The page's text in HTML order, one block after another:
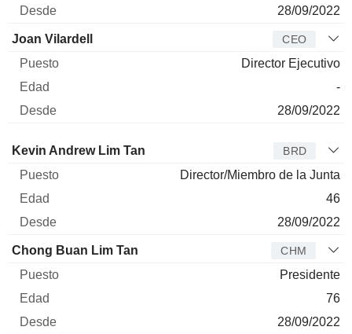
28/09/2022
Joan Vilardell CEO
Director Ejecutivo
-
28/09/2022
Administrador Puesto Edad
Kevin Andrew Lim Tan BRD
Director/Miembro de la Junta
46
28/09/2022
Chong Buan Lim Tan CHM
Presidente
76
28/09/2022